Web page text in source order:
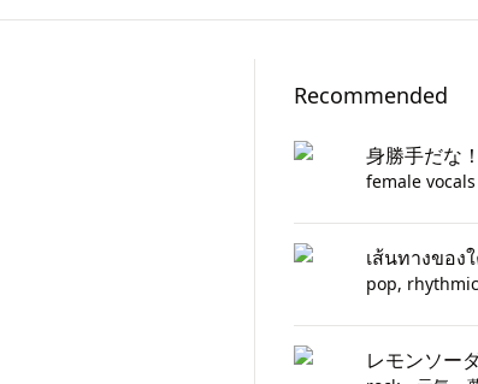
Recommended
身勝手だな！
เส้นทางของ
レモンソー